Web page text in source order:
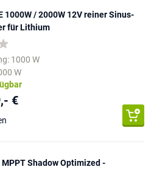
1000W / 2000W 12V reiner Sinus-
für Lithium
1000 W
W
€
Shadow Optimized -